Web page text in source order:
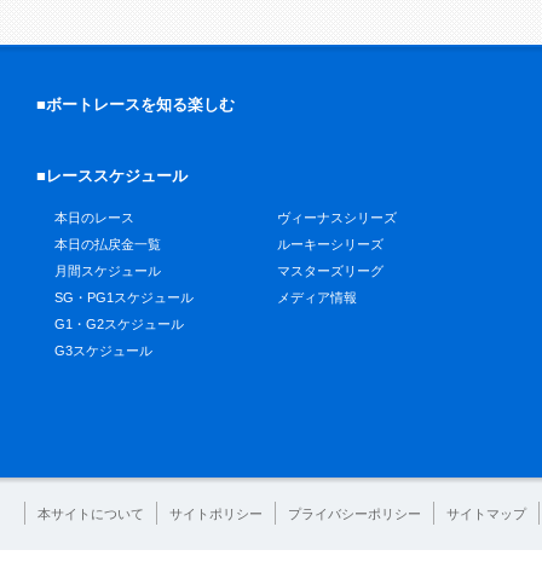
■ボートレースを知る楽しむ
■レーススケジュール
本日のレース
本日の払戻金一覧
月間スケジュール
SG・PG1スケジュール
G1・G2スケジュール
G3スケジュール
ヴィーナスシリーズ
ルーキーシリーズ
マスターズリーグ
メディア情報
本サイトについて サイトポリシー プライバシーポリシー サイトマップ